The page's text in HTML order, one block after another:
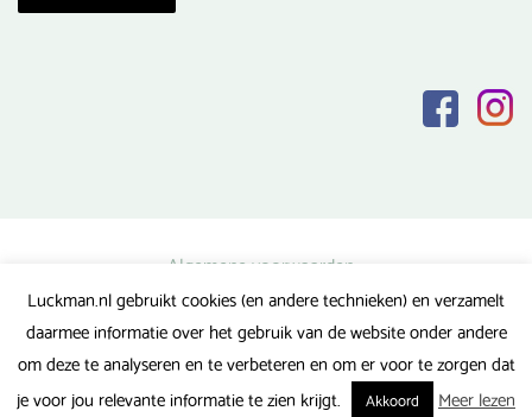
Algemene voorwaarden
Privacy verklaring
Veel gestelde vragen
Luckman.nl gebruikt cookies (en andere technieken) en verzamelt
daarmee informatie over het gebruik van de website onder andere
om deze te analyseren en te verbeteren en om er voor te zorgen dat
je voor jou relevante informatie te zien krijgt.
Akkoord Meer lezen